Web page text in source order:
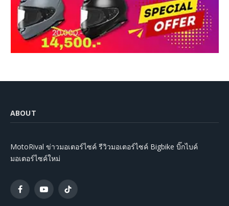
ABOUT
MotoRival ข่าวมอเตอร์ไซค์ รีวิวมอเตอร์ไซค์ Bigbike บิ๊กไบค์
มอเตอร์ไซค์ใหม่
FacebookYouTubeTikTok